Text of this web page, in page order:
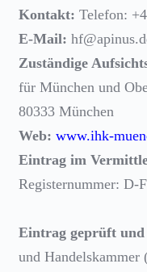
Kontakt: Telefon:
E-Mail:
Zuständige
für München und
80333 München
Web: www.ihk-
Eintrag im
Registernummer: D-
Eintrag geprüft
und